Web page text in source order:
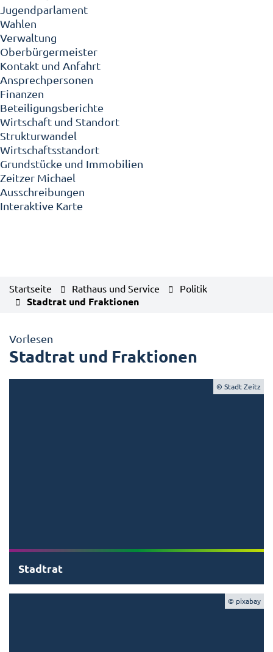
Jugendparlament
Wahlen
Verwaltung
Oberbürgermeister
Kontakt und Anfahrt
Ansprechpersonen
Finanzen
Beteiligungsberichte
Wirtschaft und Standort
Strukturwandel
Wirtschaftsstandort
Grundstücke und Immobilien
Zeitzer Michael
Ausschreibungen
Interaktive Karte
Startseite Rathaus und Service Politik
Stadtrat und Fraktionen
Vorlesen
Stadtrat und Fraktionen
© Stadt Zeitz
Stadtrat
© pixabay